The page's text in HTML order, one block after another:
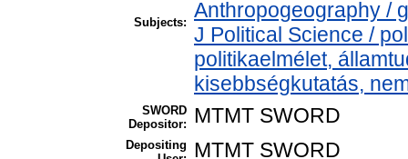
Subjects:
Anthropogeography /
J Political Science /
politikaelmélet,
kisebbségkutatás,
SWORD
Depositor:
MTMT SWORD
Depositing
MTMT SWORD